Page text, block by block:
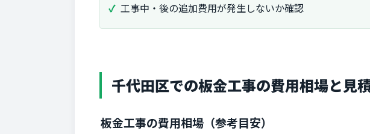
工事中・後の追加費用が発生しないか確認
千代田区での板金工事の費用相場と見
板金工事の費用相場（参考目安）